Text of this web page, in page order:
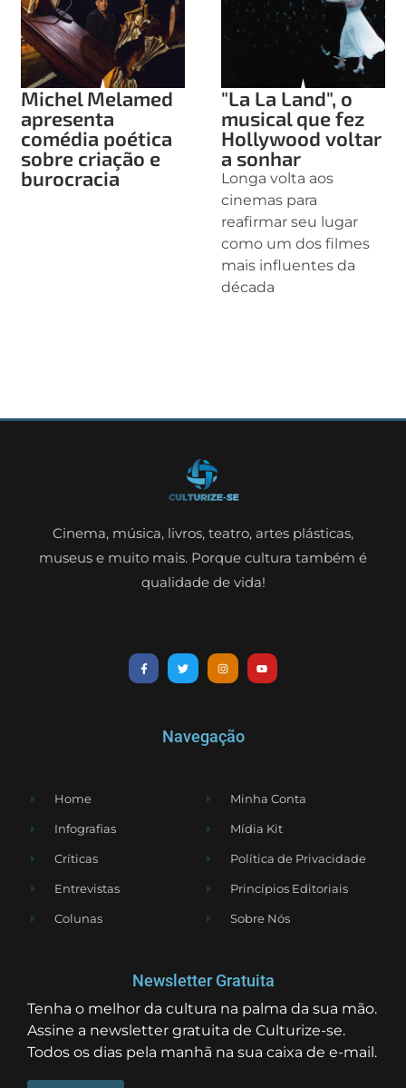
Michel Melamed
apresenta
comédia poética
sobre criação e
burocracia
"La La Land", o
musical que fez
Hollywood voltar
a sonhar
Longa volta aos
cinemas para
reafirmar seu lugar
como um dos filmes
mais influentes da
década
Cinema, música, livros, teatro, artes plásticas,
museus e muito mais. Porque cultura também é
qualidade de vida!
Navegação
Home
Infografias
Críticas
Entrevistas
Colunas
Minha Conta
Mídia Kit
Política de Privacidade
Princípios Editoriais
Sobre Nós
Newsletter Gratuita
Tenha o melhor da cultura na palma da sua mão.
Assine a newsletter gratuita de Culturize-se.
Todos os dias pela manhã na sua caixa de e-mail.